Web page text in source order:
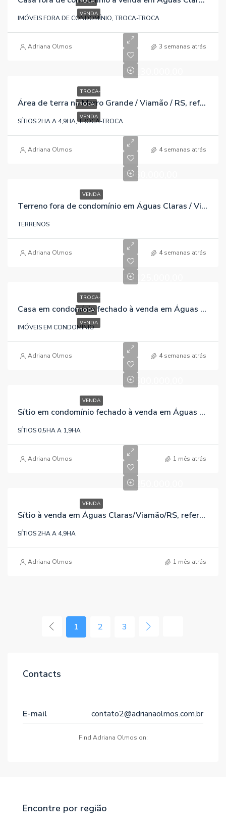
VENDA
IMÓVEIS FORA DE CONDOMÍNIO, TROCA-TROCA
Adriana Olmos 3 semanas atrás
TROCA-
TROCA
VENDA
R$130.000,00
Área de terra no Morro Grande / Viamão / RS, referência 1296
SÍTIOS 2HA A 4,9HA, TROCA-TROCA
Adriana Olmos 4 semanas atrás
VENDA
R$60.000,00
Terreno fora de condomínio em Águas Claras / Viamão / RS, referência 397
TERRENOS
Adriana Olmos 4 semanas atrás
TROCA-
TROCA
VENDA
R$425.000,00
Casa em condomínio fechado à venda em Águas Claras / Viamão / RS, referência 307
IMÓVEIS EM CONDOMÍNIO
Adriana Olmos 4 semanas atrás
VENDA
R$500.000,00
Sítio em condomínio fechado à venda em Águas Claras/Viamão/RS, referência 1056
SÍTIOS 0,5HA A 1,9HA
Adriana Olmos 1 mês atrás
VENDA
R$250.000,00
Sítio à venda em Águas Claras/Viamão/RS, referência 1305
SÍTIOS 2HA A 4,9HA
Adriana Olmos 1 mês atrás
1 2 3
Contacts
E-mail contato2@adrianaolmos.com.br
Find Adriana Olmos on:
Encontre por região